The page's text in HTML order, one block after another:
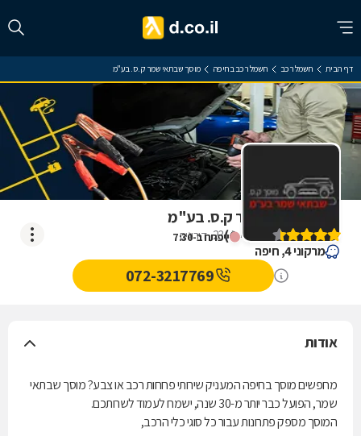
דף הבית חשמל רכב חשמל רכב בחיפה מוסך שבתאי שמר ק.ס. בע"מ
ייפתח ב-7:30
מוסך שבתאי שמר ק.ס. בע"מ
(
4.4
)
23דירוגים
מרקוני 4, חיפה
072-3217769
אודות
מחפשים מוסך בחיפה המעניק שירותי פחחות רכב או צבע? מוסך שבתאי
שמר, הפועל כבר יותר מ-30 שנה, ישמח לעמוד לשרותכם.
המוסך מספק פתרונות עבור כל סוגי כלי הרכב,